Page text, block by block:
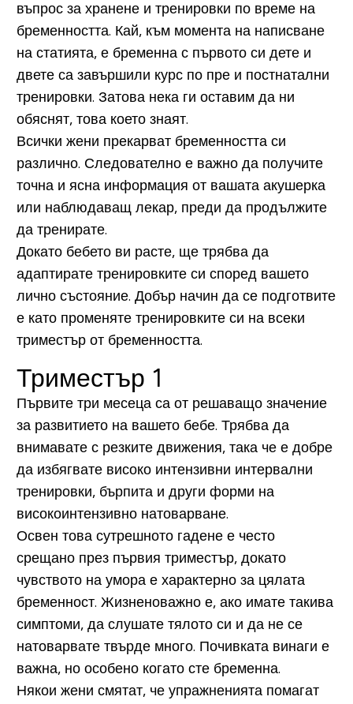
въпрос за хранене и тренировки по време на
бременността. Кай, към момента на написване
на статията, е бременна с първото си дете и
двете са завършили курс по пре и постнатални
тренировки. Затова нека ги оставим да ни
обяснят, това което знаят.
Всички жени прекарват бременността си
различно. Следователно е важно да получите
точна и ясна информация от вашата акушерка
или наблюдаващ лекар, преди да продължите
да тренирате.
Докато бебето ви расте, ще трябва да
адаптирате тренировките си според вашето
лично състояние. Добър начин да се подготвите
е като променяте тренировките си на всеки
триместър от бременността.
Триместър 1
Първите три месеца са от решаващо значение
за развитието на вашето бебе. Трябва да
внимавате с резките движения, така че е добре
да избягвате високо интензивни интервални
тренировки, бърпита и други форми на
високоинтензивно натоварване.
Освен това сутрешното гадене е често
срещано през първия триместър, докато
чувството на умора е характерно за цялата
бременност. Жизненоважно е, ако имате такива
симптоми, да слушате тялото си и да не се
натоварвате твърде много. Почивката винаги е
важна, но особено когато сте бременна.
Някои жени смятат, че упражненията помагат